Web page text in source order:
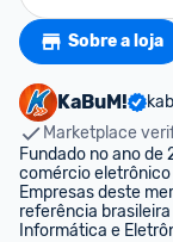
Sobre a loja
KaBuM!
Marketplace
Fundado no ano de
comércio
Empresas deste
referência
Informática e